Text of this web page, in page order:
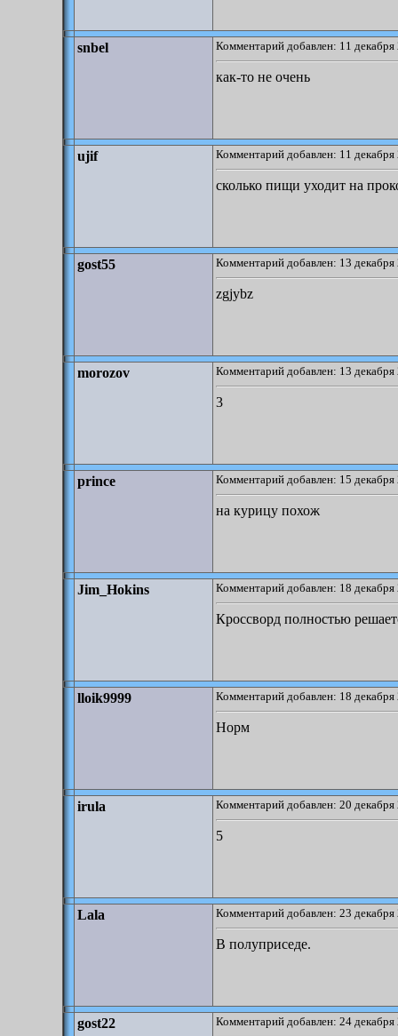
snbel Комментарий добавлен: 11
как-то не очень
ujif Комментарий добавлен: 11
сколько пищи уходит на
gost55 Комментарий добавлен: 13
zgjybz
morozov Комментарий добавлен: 13
3
prince Комментарий добавлен: 15
на курицу похож
Jim_Hokins Комментарий добавлен: 18
Кроссворд полностью
lloik9999 Комментарий добавлен: 18
Норм
irula Комментарий добавлен: 20
5
Lala Комментарий добавлен: 23
В полуприседе.
gost22 Комментарий добавлен: 24